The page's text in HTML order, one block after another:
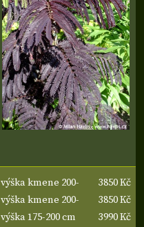
výška kmene 200-
210 cm, šířka
koruny 60-70 cm
3850 Kč
výška kmene 200-
210 cm, šířka
3850 Kč
výška 175-200 cm
3990 Kč